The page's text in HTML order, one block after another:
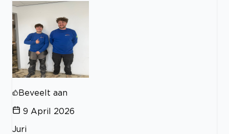
Beveelt aan
9 April 2026
Juri